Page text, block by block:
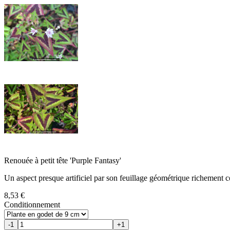
Renouée à petit tête 'Purple Fantasy'
Un aspect presque artificiel par son feuillage géométrique richement
8,53 €
Conditionnement
-1 +1